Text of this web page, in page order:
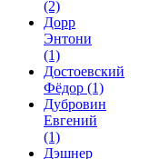
(2)
Дорр
Энтони
(1)
Достоевский
Фёдор (1)
Дубровин
Евгений
(1)
Дэшнер